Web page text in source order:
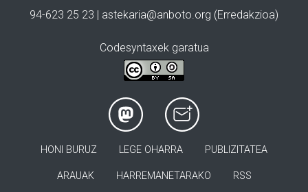
94-623 25 23 | astekaria@anboto.org (Erredakzioa)
Codesyntaxek garatua
HONI BURUZ LEGE OHARRA PUBLIZITATEA
ARAUAK HARREMANETARAKO RSS